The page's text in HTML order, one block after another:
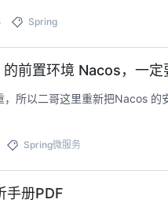
Spring
前置环境 Nacos，一定
所以二哥这里重新把Nacos
Spring微服务
册PDF